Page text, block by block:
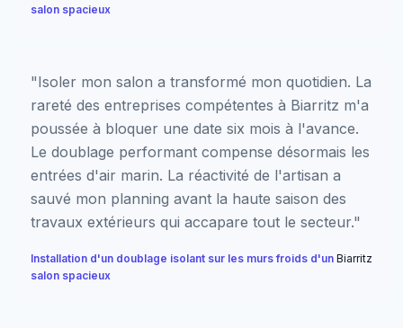
salon spacieux
"Isoler mon salon a transformé mon quotidien. La
rareté des entreprises compétentes à Biarritz m'a
poussée à bloquer une date six mois à l'avance.
Le doublage performant compense désormais les
entrées d'air marin. La réactivité de l'artisan a
sauvé mon planning avant la haute saison des
travaux extérieurs qui accapare tout le secteur."
Installation d'un doublage isolant sur les murs froids d'un
salon spacieux
Biarritz